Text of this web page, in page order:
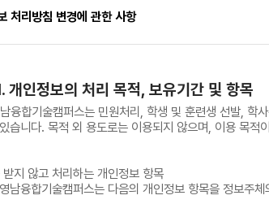
처리방침 변경에 관한 사항
개인정보의 처리 목적, 보유기간 및 항목
융합기술캠퍼스는 민원처리, 학생 및 훈련생 선발, 학
습니다. 목적 외 용도로는 이용되지 않으며, 이용 목
지 않고 처리하는 개인정보 항목
남융합기술캠퍼스는 다음의 개인정보 항목을 정보주